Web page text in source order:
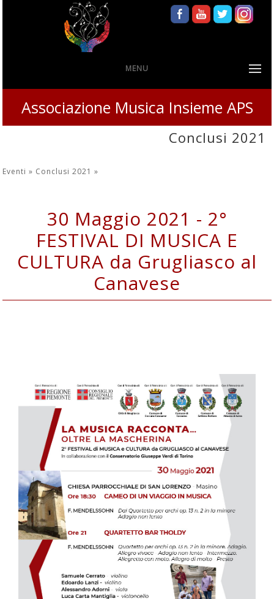
MENU
Associazione Musica Insieme APS
Conclusi 2021
Eventi » Conclusi 2021»
30 Maggio 2021 - 2°
FESTIVAL DI MUSICA E
CULTURA da Grugliasco al
Canavese